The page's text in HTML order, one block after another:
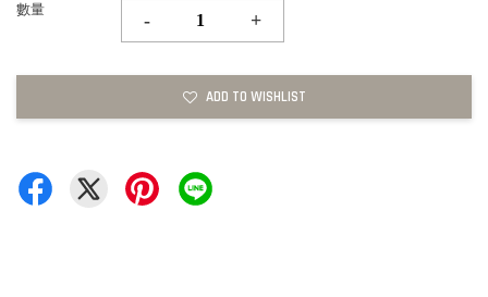
數量
- +
ADD TO WISHLIST